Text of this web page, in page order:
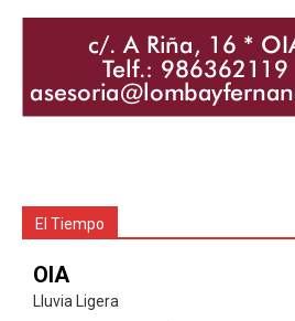
El Tiempo
OIA
Lluvia Ligera